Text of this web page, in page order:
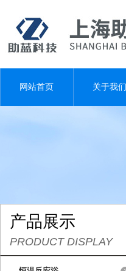
网站首页 关于我们
产品展示
PRODUCT DISPLAY